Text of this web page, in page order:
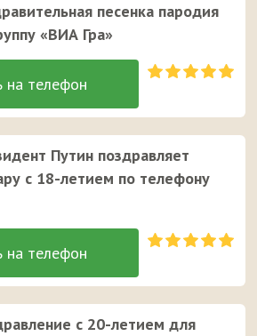
песенка пародия
«ВИА Гра»
Путин поздравляет
с 18-летием по телефону
с 20-летием для